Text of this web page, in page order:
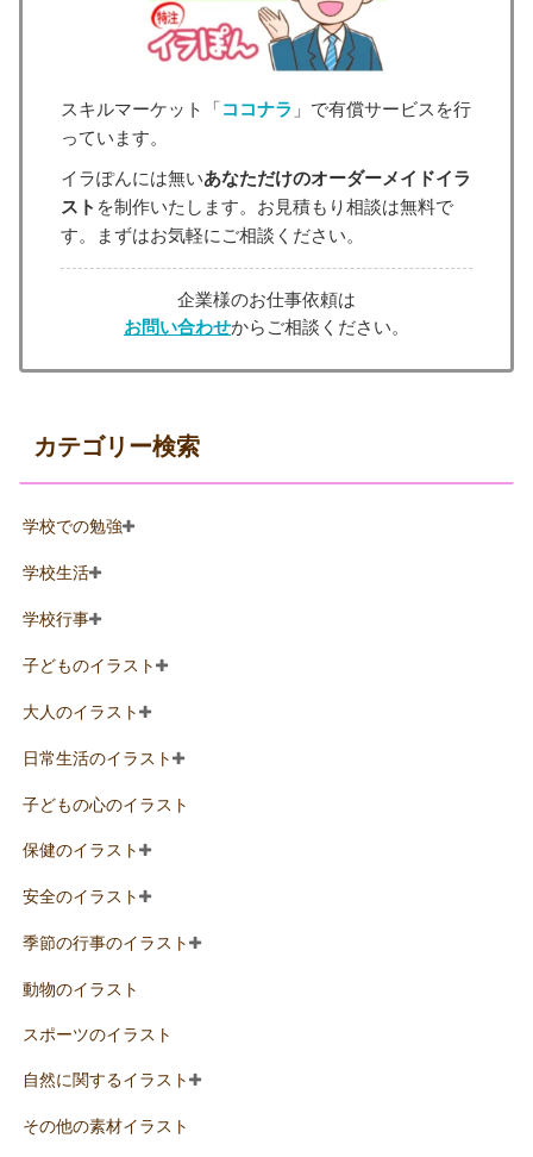
スキルマーケット「ココナラ 」で有償サービスを行
っています。
イラぽんには無いあなただけのオーダーメイドイラ
スト を制作いたします。お見積もり相談は無料で
す。まずはお気軽にご相談ください。
企業様のお仕事依頼は
お問い合わせからご相談ください。
カテゴリー検索
学校での勉強
学校生活
学校行事
子どものイラスト
大人のイラスト
日常生活のイラスト
子どもの心のイラスト
保健のイラスト
安全のイラスト
季節の行事のイラスト
動物のイラスト
スポーツのイラスト
自然に関するイラスト
その他の素材イラスト